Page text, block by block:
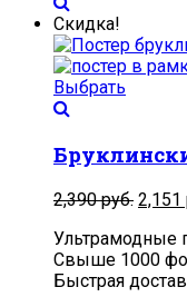
Скидка!
Выбрать
2,390руб. 2,151
Ультрамодные
Свыше 1000
Быстрая